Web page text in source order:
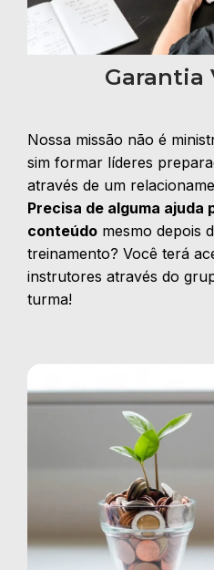
Garantia
Nossa missão não é
sim formar líderes
através de um
Precisa de alguma ajuda
conteúdo mesmo depois
treinamento? Você terá
instrutores através do
turma!